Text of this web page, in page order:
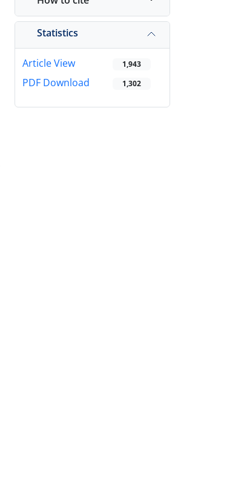
Statistics
Article View 1,943
PDF Download 1,302